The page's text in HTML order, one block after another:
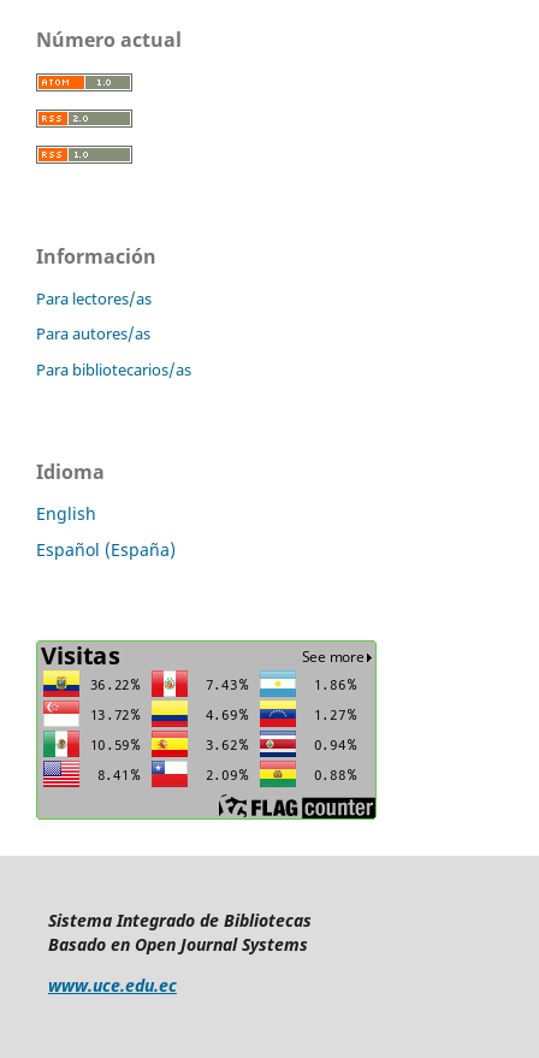
Número actual
Información
Para lectores/as
Para autores/as
Para bibliotecarios/as
Idioma
English
Español (España)
Sistema Integrado de Bibliotecas
Basado en Open Journal Systems
www.uce.edu.ec